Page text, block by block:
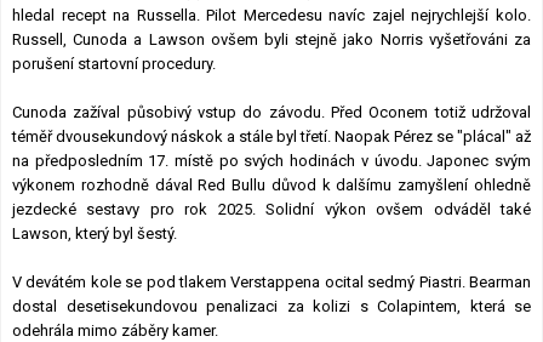
hledal recept na Russella. Pilot Mercedesu navíc zajel nejrychlejší kolo.
Russell, Cunoda a Lawson ovšem byli stejně jako Norris vyšetřováni za
porušení startovní procedury.
Cunoda zažíval působivý vstup do závodu. Před Oconem totiž udržoval
téměř dvousekundový náskok a stále byl třetí. Naopak Pérez se "plácal" až
na předposledním 17. místě po svých hodinách v úvodu. Japonec svým
výkonem rozhodně dával Red Bullu důvod k dalšímu zamyšlení ohledně
jezdecké sestavy pro rok 2025. Solidní výkon ovšem odváděl také
Lawson, který byl šestý.
V devátém kole se pod tlakem Verstappena ocital sedmý Piastri. Bearman
dostal desetisekundovou penalizaci za kolizi s Colapintem, která se
odehrála mimo záběry kamer.